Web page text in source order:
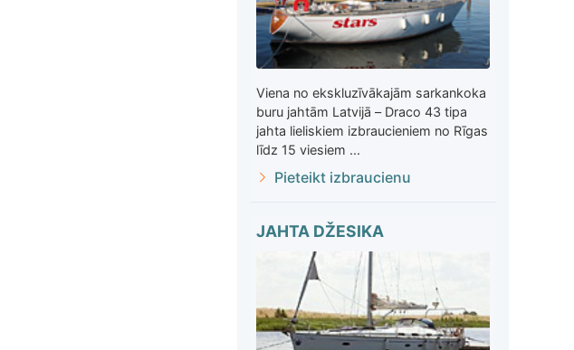
Viena no ekskluzīvākajām sarkankoka
buru jahtām Latvijā – Draco 43 tipa
jahta lieliskiem izbraucieniem no Rīgas
līdz 15 viesiem ...
Pieteikt izbraucienu
JAHTA DŽESIKA